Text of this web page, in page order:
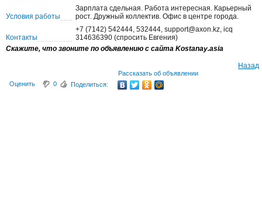
Условия работы
Зарплата сдельная. Работа интересная. Карьерный
рост. Дружный коллектив. Офис в центре города.
Контакты
+7 (7142) 542444, 532444, support@axon.kz, icq
314636390 (спросить Евгения)
Скажите, что звоните по объявлению с сайта Kostanay.asia
Назад
Рассказать об объявлении
Оценить
0 Поделиться: